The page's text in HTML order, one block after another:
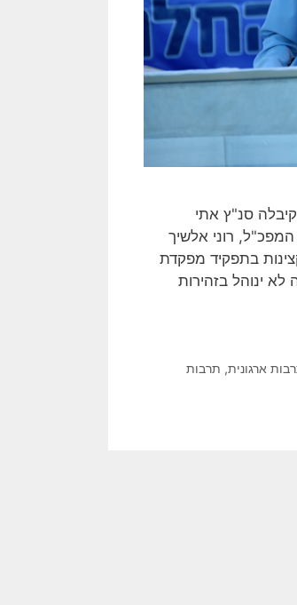
של משטרת ישראל עשה היסטוריה, כאשר בסוף אוקטובר 2017, קיבלה סנ"ץ אתי
רוני אלשיך
אגף משאבי אנוש, ניצבת גילה גזיאל, להציב בתוך שנתיים מהיום 12 קצינות בתפקיד מפקדת
ינוהל בזהירות
ארגונית, תרבות